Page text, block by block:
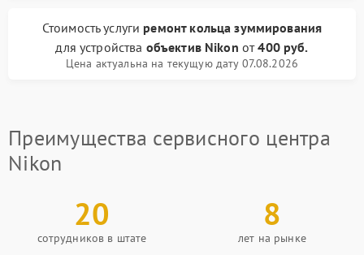
Стоимость услуги ремонт кольца зуммирования
для устройства объектив Nikon от400 руб.
Цена актуальна на текущую дату 07.08.2026
Преимущества сервисного центра
Nikon
20
сотрудников в штате
8
лет на рынке